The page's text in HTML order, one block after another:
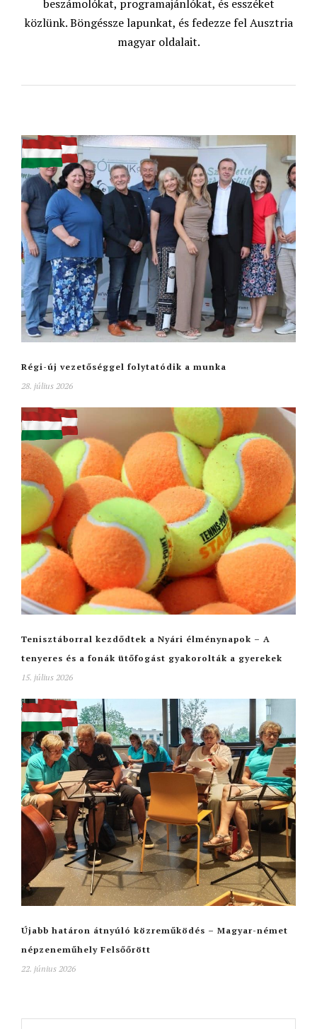
beszámolókat, programajánlókat, és esszéket
közlünk. Böngéssze lapunkat, és fedezze fel Ausztria
magyar oldalait.
Régi-új vezetőséggel folytatódik a munka
28. július 2026
Tenisztáborral kezdődtek a Nyári élménynapok – A
tenyeres és a fonák ütőfogást gyakorolták a gyerekek
15. július 2026
Újabb határon átnyúló közreműködés – Magyar-német
népzeneműhely Felsőőrött
22. június 2026